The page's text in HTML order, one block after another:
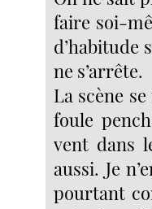
faire soi-
d’habitude
ne s’arrête.
La scène
foule
vent dans
aussi. Je
pourtant